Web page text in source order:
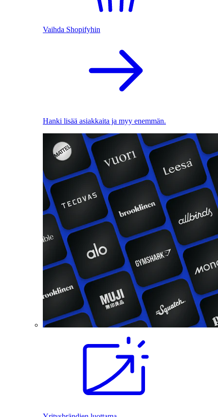
Vaihda Shopifyhin
Hanki lisää asiakkaita ja myy enemmän.